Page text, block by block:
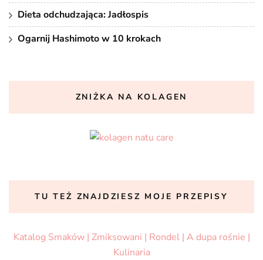
Dieta odchudzająca: Jadłospis
Ogarnij Hashimoto w 10 krokach
ZNIŻKA NA KOLAGEN
TU TEŻ ZNAJDZIESZ MOJE PRZEPISY
Katalog Smaków | Zmiksowani | Rondel | A dupa rośnie |
Kulinaria